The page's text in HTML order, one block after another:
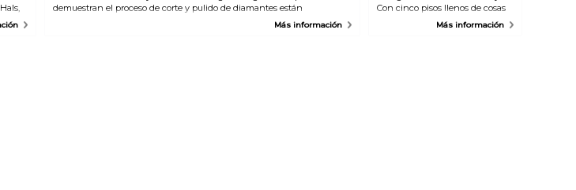
a la
demuestran el proceso de corte y pulido de diamantes están
disponibles en más de 24 idiomas. Después de la gira, los visitantes
Más información
Con cinco pisos llenos de cosas
interesantes que ver y descubrir,
Más información